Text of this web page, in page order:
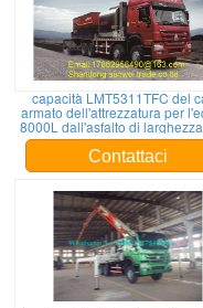
capacità LMT5311TFC del
armato dell'attrezzatura per
8000L dall'asfalto di
spruzzo di 31t 4m
Contattaci